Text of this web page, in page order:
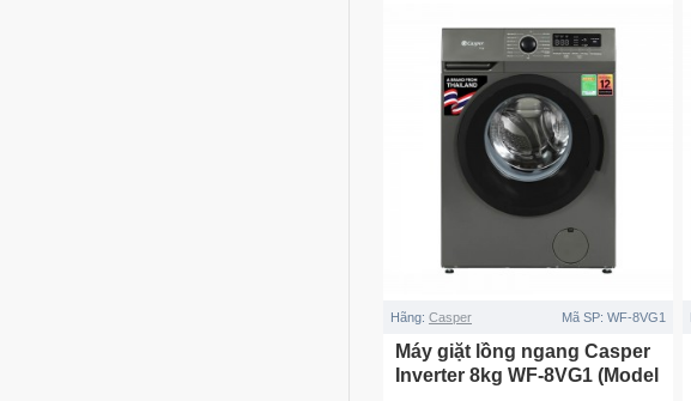
Hãng: Casper Mã SP: WF-8VG1
Máy giặt lồng ngang Casper
Inverter 8kg WF-8VG1 (Model